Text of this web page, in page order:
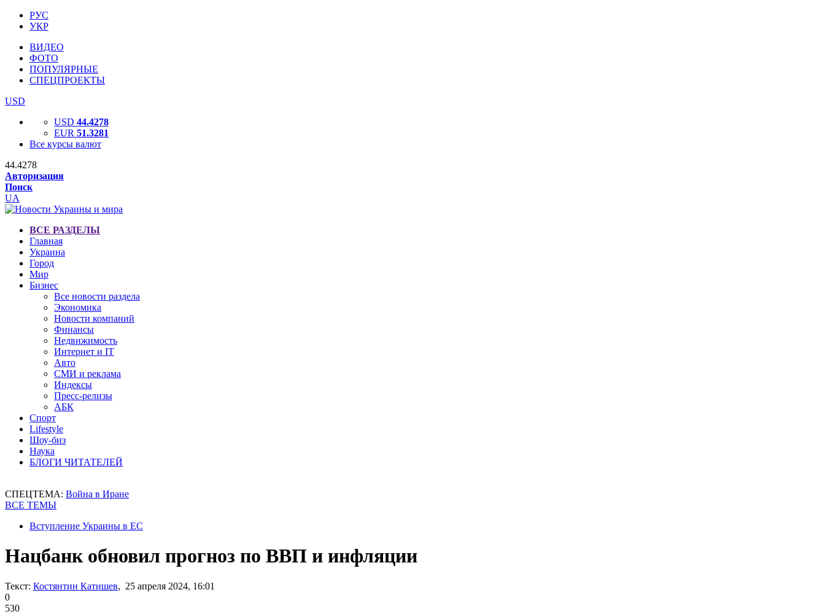
РУС
УКР
ВИДЕО
ФОТО
ПОПУЛЯРНЫЕ
СПЕЦПРОЕКТЫ
USD
USD 44.4278
EUR 51.3281
Все курсы валют
44.4278
Авторизация
Поиск
UA
ВСЕ РАЗДЕЛЫ
Главная
Украина
Город
Мир
Бизнес
Все новости раздела
Экономика
Новости компаний
Финансы
Недвижимость
Интернет и IT
Авто
СМИ и реклама
Индексы
Пресс-релизы
АБК
Спорт
Lifestyle
Шоу-биз
Наука
БЛОГИ ЧИТАТЕЛЕЙ
СПЕЦТЕМА: Война в Иране
ВСЕ ТЕМЫ
Вступление Украины в ЕС
Нацбанк обновил прогноз по ВВП и инфляции
Текст: Костянтин Катишев, 25 апреля 2024, 16:01
0
530